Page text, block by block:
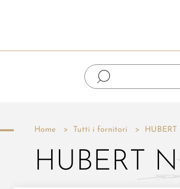
Home Tutti i fornitori HUBERT
HUBERT